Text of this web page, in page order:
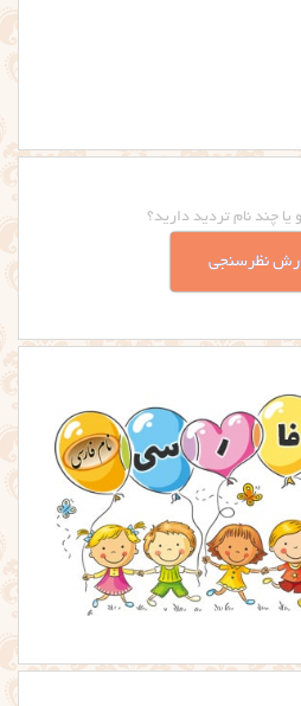
چند نام تردید دارید؟
نظرسنجی